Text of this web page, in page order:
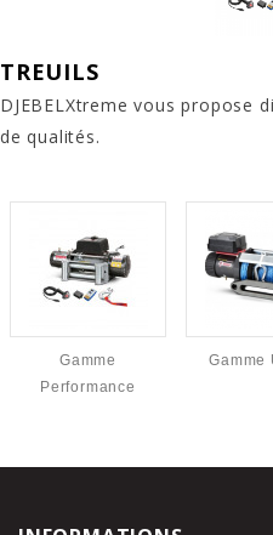
TREUILS
DJEBELXtreme vous propose
de qualités.
Gamme
Performance
Gamme